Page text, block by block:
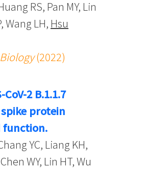
RS, Pan MY, Lin
Wang LH, Hsu
(2022)
2 B.1.1.7
protein
YC, Liang KH,
WY, Lin HT, Wu